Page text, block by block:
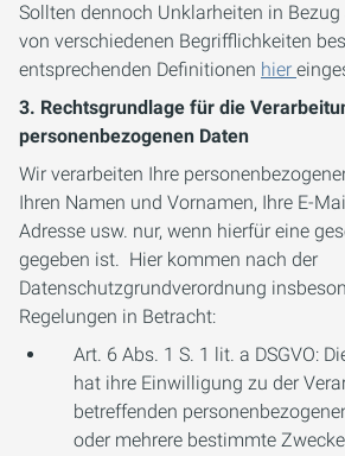
Sollten dennoch Unklarheiten in
von verschiedenen Begrifflichkeiten
entsprechenden Definitionen hier
3. Rechtsgrundlage für die
personenbezogenen Daten
Wir verarbeiten Ihre
Ihren Namen und Vornamen, Ihre E-
Adresse usw. nur, wenn hierfür eine
gegeben ist. Hier kommen nach der
Datenschutzgrundverordnung
Regelungen in Betracht:
Art. 6 Abs. 1 S. 1 lit. a DSGVO:
hat ihre Einwilligung zu der
betreffenden
oder mehrere bestimmte